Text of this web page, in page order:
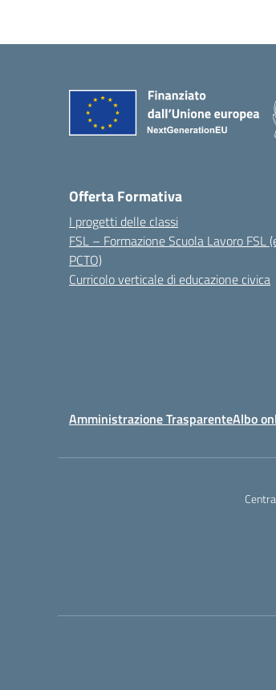
Offerta Formativa
I progetti delle classi
FSL – Formazione Scuola Lavoro FSL
PCTO)
Curricolo verticale di educazione civica
Amministrazione TrasparenteAlbo